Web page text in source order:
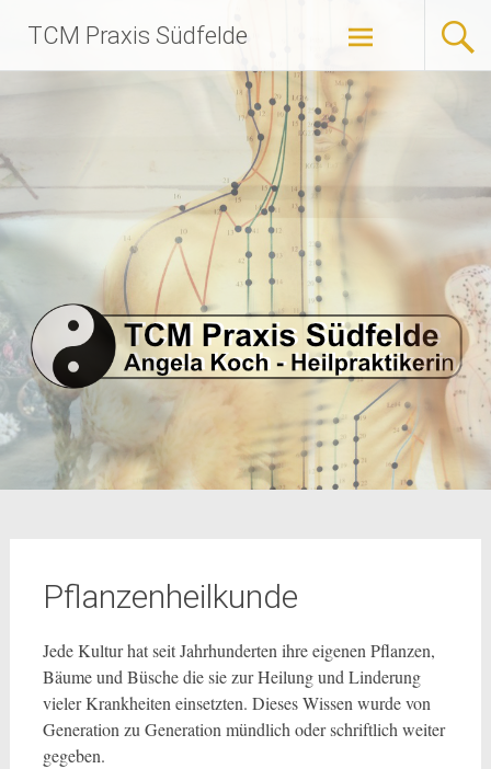
TCM Praxis Südfelde
Pflanzenheilkunde
Jede Kultur hat seit Jahrhunderten ihre eigenen Pflanzen,
Bäume und Büsche die sie zur Heilung und Linderung
vieler Krankheiten einsetzten. Dieses Wissen wurde von
Generation zu Generation mündlich oder schriftlich weiter
gegeben.